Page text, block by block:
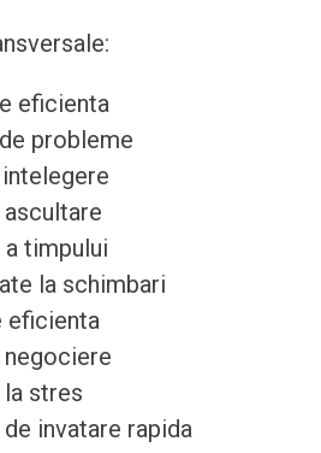
eficienta
probleme
timpului
la schimbari
eficienta
stres
invatare rapida